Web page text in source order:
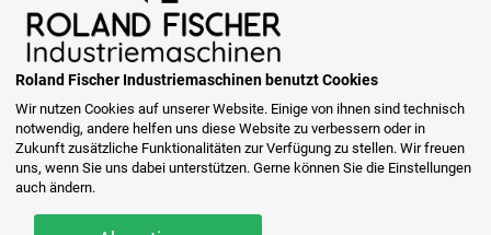
Über uns
Maschinenangebot
Zum Kontaktformular
© Roland Fischer
Roland Fischer Industriemaschinen benutzt Cookies
Wir nutzen Cookies auf unserer Website. Einige von ihnen sind technisch
notwendig, andere helfen uns diese Website zu verbessern oder in
Zukunft zusätzliche Funktionalitäten zur Verfügung zu stellen. Wir freuen
uns, wenn Sie uns dabei unterstützen. Gerne können Sie die Einstellungen
auch ändern.